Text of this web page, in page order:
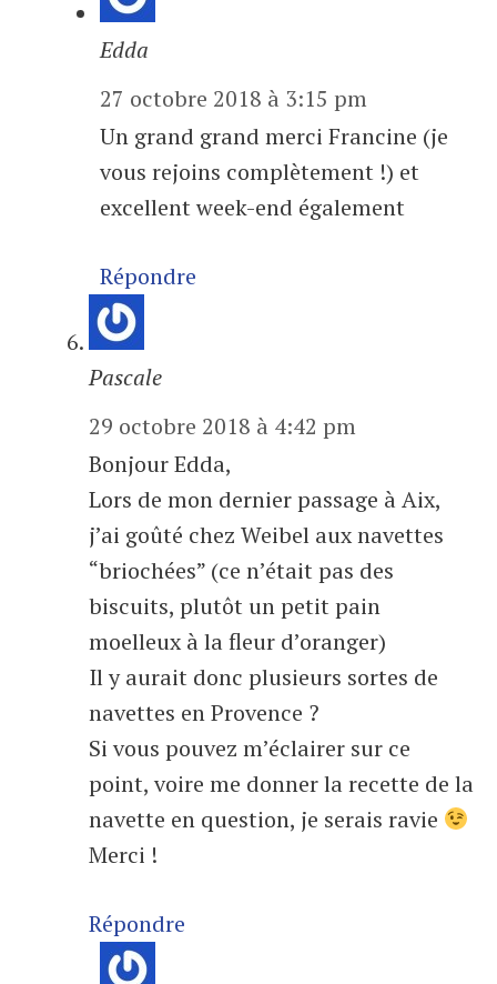
Edda
27 octobre 2018 à 3:15 pm
Un grand grand merci Francine (je
vous rejoins complètement !) et
excellent week-end également
Répondre
Pascale
29 octobre 2018 à 4:42 pm
Bonjour Edda,
Lors de mon dernier passage à Aix,
j’ai goûté chez Weibel aux navettes
“briochées” (ce n’était pas des
biscuits, plutôt un petit pain
moelleux à la fleur d’oranger)
Il y aurait donc plusieurs sortes de
navettes en Provence ?
Si vous pouvez m’éclairer sur ce
point, voire me donner la recette de la
navette en question, je serais ravie
Merci !
Répondre